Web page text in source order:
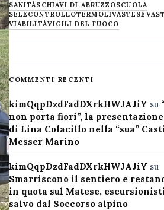
SANITÀSCHIAVI DI ABRUZZOSCUOLA
SELECONTROLLOTERMOLIVASTESE
VIABILITÀVIGILI DEL FUOCO
COMMENTI RECENTI
kimQqpDzdFadDXrkHWJAJiY su
non porta fiori”, la
di Lina Colacillo nella “sua”
Messer Marino
kimQqpDzdFadDXrkHWJAJiY su
Smarriscono il sentiero e
in quota sul Matese,
salvo dal Soccorso alpino